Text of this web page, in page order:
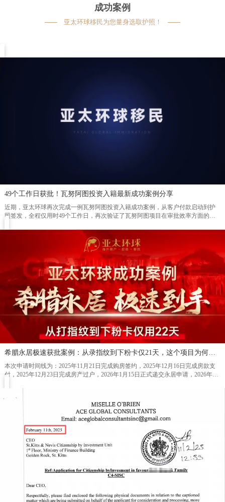
成功案例
亚太环球移民为您量身选取护照！
49个工作日获批！瓦努阿图投资入籍最新成功案例分享
近期，亚太环球再次完成一例瓦努阿图投资入籍成功案例，从客户付款启动到护
照签发，全程仅用时49个工作日，再次验证了瓦努阿图项目在审批效率方面的突
景调查。经过资料审核及尽职调查后，项目于2026年4月20日顺利获得瓦努阿图投
资促进局（AIP）原则性批准函。随后，客户于5月13日取得公民证书，5月21日完
成出生纸及身份证件签发，并于5月28日正式领取瓦努阿图护照，整个流程高效顺
希腊永居极速获批案例：从录指纹到下粉卡仅21天，这个项目为何持续领先市场？
本次申请时间线为：2025年11月21日完成购房签约，2025年12月16日完成房款支
付，2025年12月23日完成房产过户，2026年1月15日正式递交永居申请，2026年2